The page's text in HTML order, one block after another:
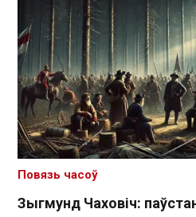
Зыгмунд Чаховіч:
Повязь часоў